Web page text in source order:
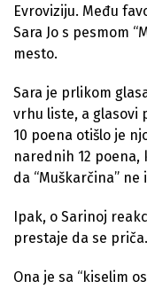
Evroviziju. Među
Sara Jo s pesmom
mesto.
Sara je prlikom
vrhu liste, a glasovi
10 poena otišlo je
narednih 12
da “Muškarčina” ne
Ipak, o Sarinoj
prestaje da se priča.
Ona je sa “kiselim